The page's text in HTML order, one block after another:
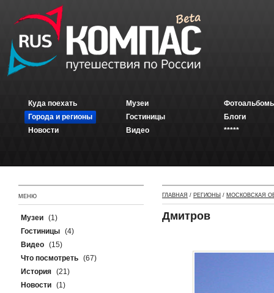
Куда поехать
Города и регионы
Новости
Музеи
Гостиницы
Видео
Блоги
*****
МЕНЮ
Музеи (1)
Гостиницы (4)
Видео (15)
Что посмотреть (67)
История (21)
Новости (1)
ГЛАВНАЯ / РЕГИОНЫ / МОСКОВСКАЯ
Дмитров